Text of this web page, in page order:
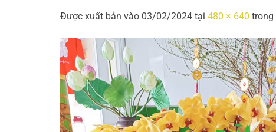
Được xuất bản vào 03/02/2024 tại 480 × 640 trong